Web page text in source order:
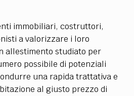
immobiliari, costruttori,
a valorizzare i loro
allestimento studiato per
possibile di potenziali
una rapida trattativa e
al giusto prezzo di